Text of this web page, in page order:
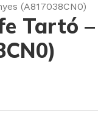
(A817038CN0)
Tartó